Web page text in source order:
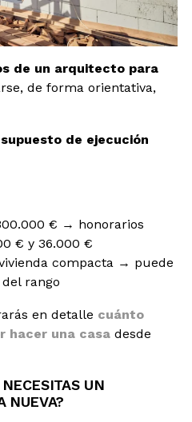
de un arquitecto para
de forma orientativa,
de ejecución
€ → honorarios
€ y 36.000 €
compacta → puede
rango
en detalle cuánto
hacer una casa desde
UN
NUEVA?